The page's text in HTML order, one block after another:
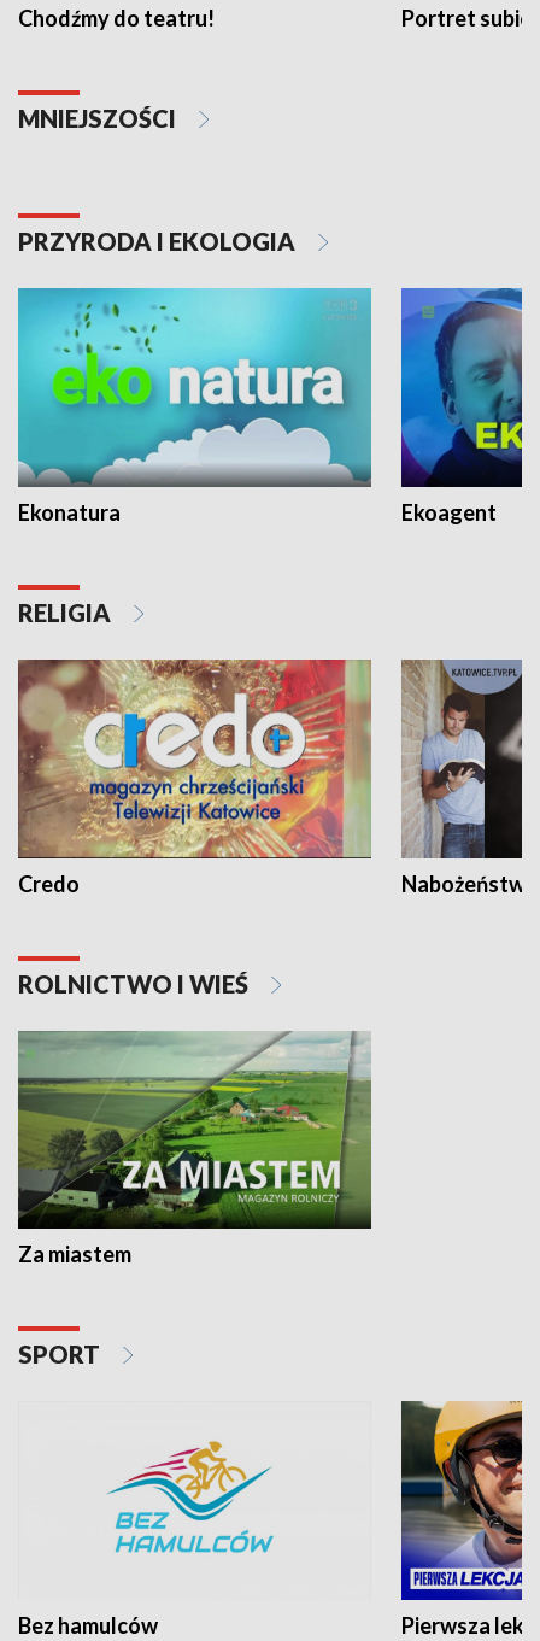
Chodźmy do teatru! Portret
MNIEJSZOŚCI
PRZYRODA I EKOLOGIA
Ekonatura Ekoagent
RELIGIA
Credo
ROLNICTWO I WIEŚ
Za miastem
SPORT
Bez hamulców Pierwsza